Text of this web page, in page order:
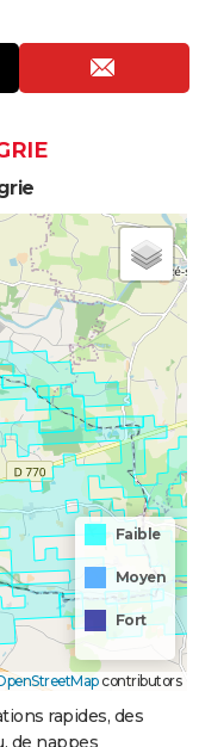
Faible
Moyen
Fort
contributors
rapides, des
de nappes